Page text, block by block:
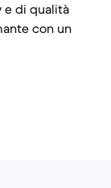
e di qualità
con un